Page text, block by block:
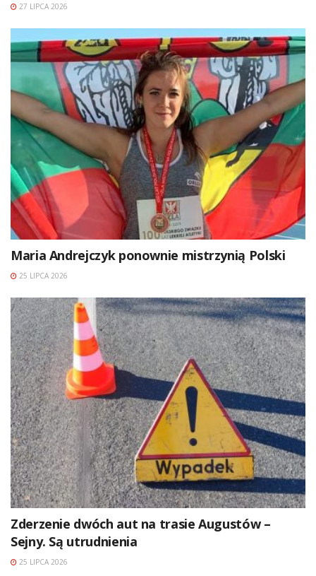
27 LIPCA 2026
Maria Andrejczyk ponownie mistrzynią Polski
25 LIPCA 2026
Zderzenie dwóch aut na trasie Augustów –
Sejny. Są utrudnienia
25 LIPCA 2026